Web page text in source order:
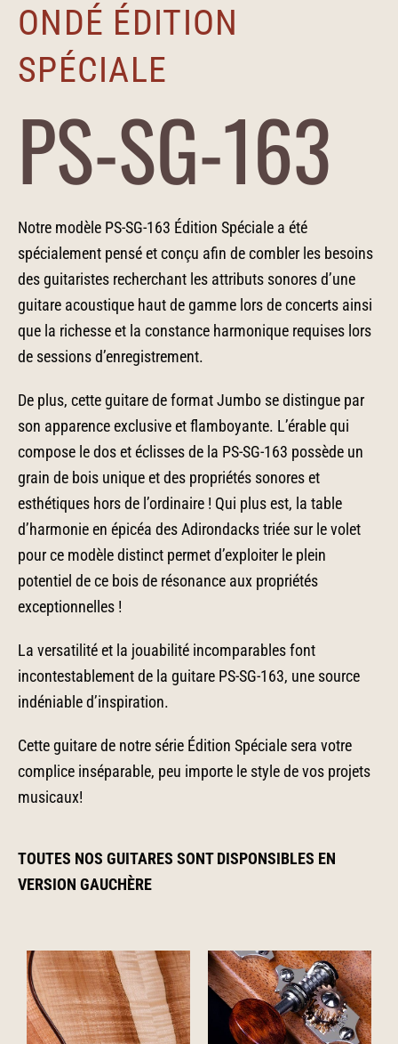
ONDÉ ÉDITION
SPÉCIALE
PS-SG-163
Notre modèle PS-SG-163 Édition Spéciale a été
spécialement pensé et conçu afin de combler les besoins
des guitaristes recherchant les attributs sonores d’une
guitare acoustique haut de gamme lors de concerts ainsi
que la richesse et la constance harmonique requises lors
de sessions d’enregistrement.
De plus, cette guitare de format Jumbo se distingue par
son apparence exclusive et flamboyante. L’érable qui
compose le dos et éclisses de la PS-SG-163 possède un
grain de bois unique et des propriétés sonores et
esthétiques hors de l’ordinaire ! Qui plus est, la table
d’harmonie en épicéa des Adirondacks triée sur le volet
pour ce modèle distinct permet d’exploiter le plein
potentiel de ce bois de résonance aux propriétés
exceptionnelles !
La versatilité et la jouabilité incomparables font
incontestablement de la guitare PS-SG-163, une source
indéniable d’inspiration.
Cette guitare de notre série Édition Spéciale sera votre
complice inséparable, peu importe le style de vos projets
musicaux!
TOUTES NOS GUITARES SONT DISPONSIBLES EN
VERSION GAUCHÈRE